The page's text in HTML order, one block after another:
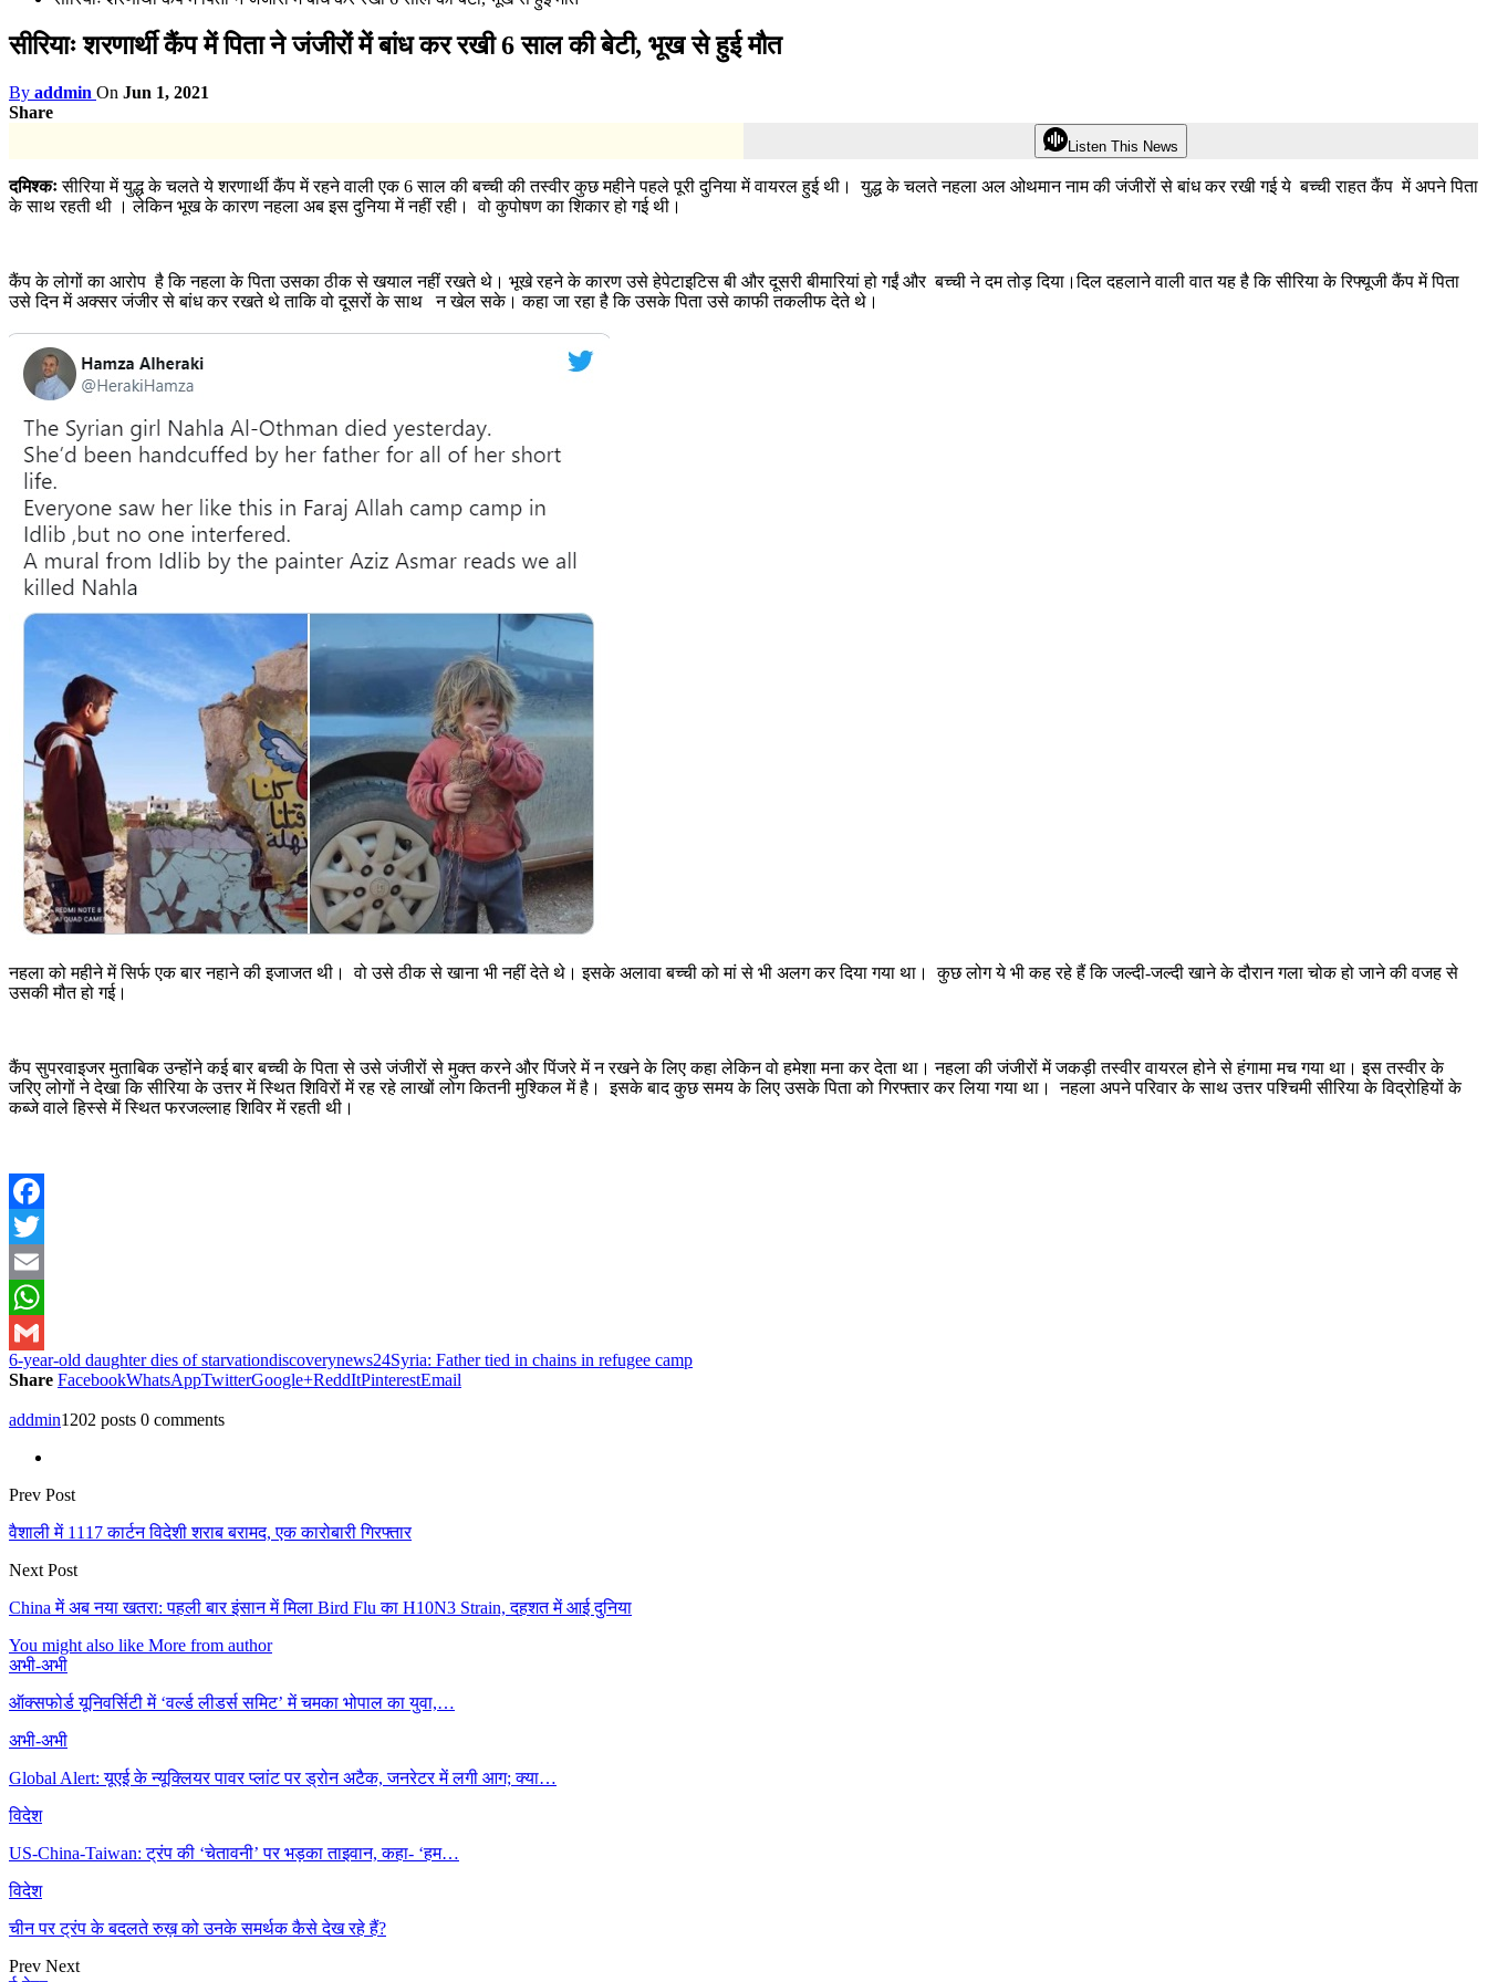
सीरियाः शरणार्थी कैंप में पिता ने जंजीरों में बांध कर रखी 6 साल की बेटी, भूख से हुई मौत
By addmin On Jun 1, 2021
Share
Listen This News
दमिश्कःसीरिया में युद्ध के चलते ये शरणार्थी कैंप में रहने वाली एक 6 साल की बच्ची की तस्वीर कुछ महीने पहले पूरी दुनिया में वायरल हुई थी। युद्ध के चलते नहला अल ओथमान नाम की जंजीरों से बांध कर रखी गई ये बच्ची राहत कैंप में अपने पिता
के साथ रहती थी । लेकिन भूख के कारण नहला अब इस दुनिया में नहीं रही। वो कुपोषण का शिकार हो गई थी।
कैंप के लोगों का आरोप है कि नहला के पिता उसका ठीक से खयाल नहीं रखते थे। भूखे रहने के कारण उसे हेपेटाइटिस बी और दूसरी बीमारियां हो गईं और बच्ची ने दम तोड़ दिया।दिल दहलाने वाली वात यह है कि सीरिया के रिफ्यूजी कैंप में पिता
उसे दिन में अक्सर जंजीर से बांध कर रखते थे ताकि वो दूसरों के साथ न खेल सके। कहा जा रहा है कि उसके पिता उसे काफी तकलीफ देते थे।
नहला को महीने में सिर्फ एक बार नहाने की इजाजत थी। वो उसे ठीक से खाना भी नहीं देते थे। इसके अलावा बच्ची को मां से भी अलग कर दिया गया था। कुछ लोग ये भी कह रहे हैं कि जल्दी-जल्दी खाने के दौरान गला चोक हो जाने की वजह से
उसकी मौत हो गई।
कैंप सुपरवाइजर मुताबिक उन्होंने कई बार बच्ची के पिता से उसे जंजीरों से मुक्त करने और पिंजरे में न रखने के लिए कहा लेकिन वो हमेशा मना कर देता था। नहला की जंजीरों में जकड़ी तस्वीर वायरल होने से हंगामा मच गया था। इस तस्वीर के
जरिए लोगों ने देखा कि सीरिया के उत्तर में स्थित शिविरों में रह रहे लाखों लोग कितनी मुश्किल में है। इसके बाद कुछ समय के लिए उसके पिता को गिरफ्तार कर लिया गया था। नहला अपने परिवार के साथ उत्तर पश्चिमी सीरिया के विद्रोहियों के
कब्जे वाले हिस्से में स्थित फरजल्लाह शिविर में रहती थी।
Facebook
Twitter
Email
WhatsApp
Gmail
6-year-old daughter dies of starvationdiscoverynews24Syria: Father tied in chains in refugee camp
Share FacebookWhatsAppTwitterGoogle+ReddItPinterestEmail
addmin1202 posts 0 comments
Prev Post
वैशाली में 1117 कार्टन विदेशी शराब बरामद, एक कारोबारी गिरफ्तार
Next Post
China में अब नया खतरा: पहली बार इंसान में मिला Bird Flu का H10N3 Strain, दहशत में आई दुनिया
You might also like More from author
अभी-अभी
ऑक्सफोर्ड यूनिवर्सिटी में ‘वर्ल्ड लीडर्स समिट’ में चमका भोपाल का युवा,…
अभी-अभी
Global Alert: यूएई के न्यूक्लियर पावर प्लांट पर ड्रोन अटैक, जनरेटर में लगी आग; क्या…
विदेश
US-China-Taiwan: ट्रंप की ‘चेतावनी’ पर भड़का ताइवान, कहा- ‘हम…
विदेश
चीन पर ट्रंप के बदलते रुख़ को उनके समर्थक कैसे देख रहे हैं?
Prev Next